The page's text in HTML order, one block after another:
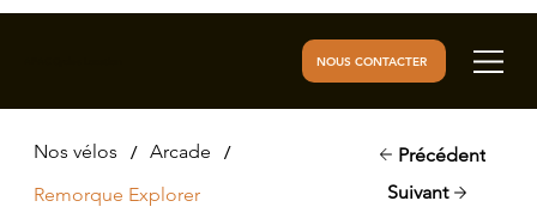
NOUS CONTACTER
Nos vélos / Arcade /
Remorque Explorer
Précédent
Suivant